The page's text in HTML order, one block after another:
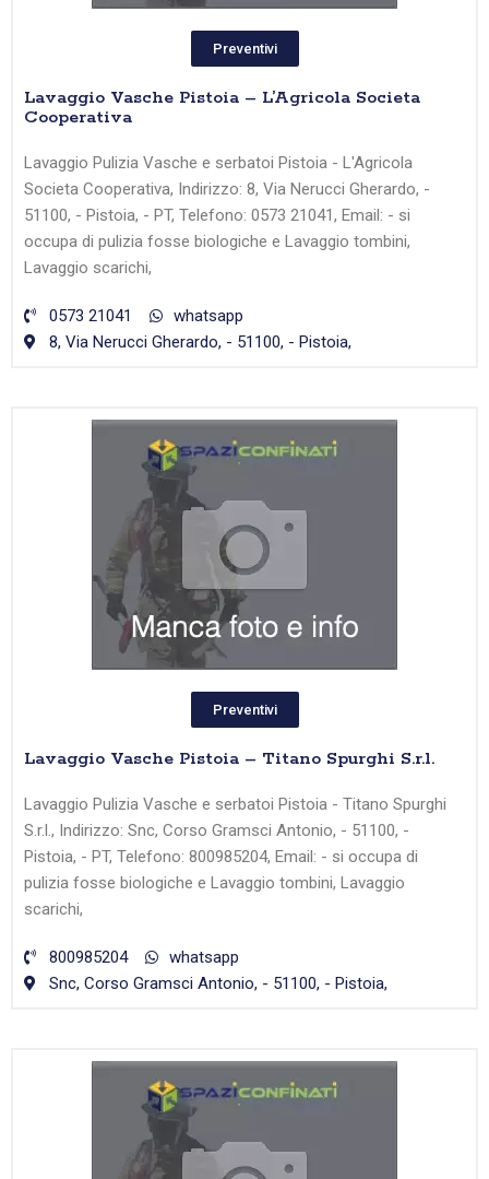
Preventivi
Lavaggio Vasche Pistoia – L’Agricola Societa
Cooperativa
Lavaggio Pulizia Vasche e serbatoi Pistoia - L'Agricola
Societa Cooperativa, Indirizzo: 8, Via Nerucci Gherardo, -
51100, - Pistoia, - PT, Telefono: 0573 21041, Email: - si
occupa di pulizia fosse biologiche e Lavaggio tombini,
Lavaggio scarichi,
0573 21041
whatsapp
8, Via Nerucci Gherardo, - 51100, - Pistoia,
Preventivi
Lavaggio Vasche Pistoia – Titano Spurghi S.r.l.
Lavaggio Pulizia Vasche e serbatoi Pistoia - Titano Spurghi
S.r.l., Indirizzo: Snc, Corso Gramsci Antonio, - 51100, -
Pistoia, - PT, Telefono: 800985204, Email: - si occupa di
pulizia fosse biologiche e Lavaggio tombini, Lavaggio
scarichi,
800985204
whatsapp
Snc, Corso Gramsci Antonio, - 51100, - Pistoia,